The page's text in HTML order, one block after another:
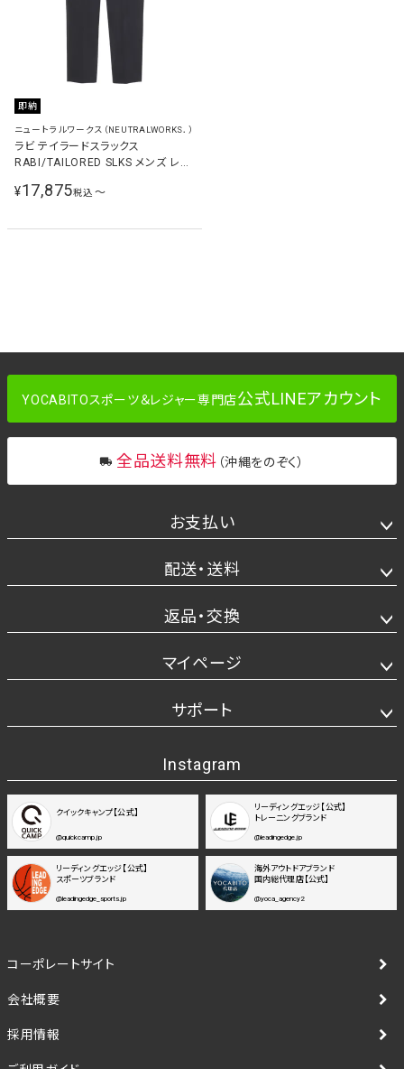
即納
ニュートラルワークス（NEUTRALWORKS．）
ラビ テイラードスラックス
RABI/TAILORED SLKS メンズ レデ
KSU45146 K
¥17,875税込 〜
YOCABITOスポーツ＆レジャー専門店公式LINEアカウント
全品送料無料 （沖縄をのぞく）
お支払い
配送・送料
返品・交換
マイページ
サポート
Instagram
クイックキャンプ【公式】
@quickcamp.jp
リーディングエッジ【公式】
トレーニングブランド
@leadingedge.jp
リーディングエッジ【公式】
スポーツブランド
@leadingedge_sports.jp
海外アウトドアブランド
国内総代理店【公式】
@yoca_agency2
コーポレートサイト
会社概要
採用情報